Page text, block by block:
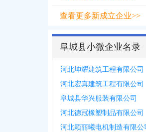
查看更多新成立企业>>
阜城县小微企业名录
河北坤耀建筑工程有限公司
河北宏真建筑工程有限公司
阜城县华兴服装有限公司
河北德冠橡塑制品有限公司
河北颖丽曦电机制造有限公